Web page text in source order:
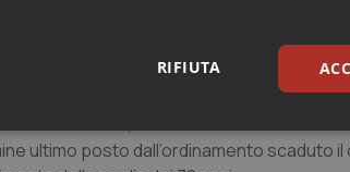
sanitarie di disporre il trattenimento in
2025, a prescindere dal
del 2025, l’Amministrazione non
ultimo posto dall’ordinamento scaduto il
RIFIUTA
Statistici